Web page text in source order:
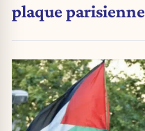
plaque parisienne